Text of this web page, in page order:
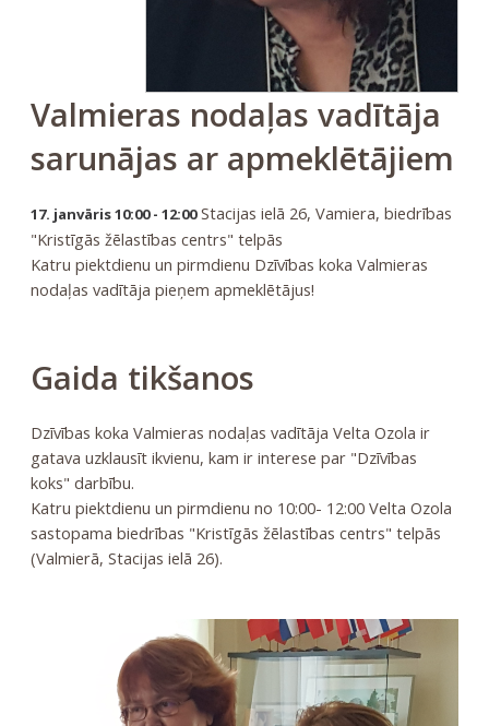
Valmieras nodaļas vadītāja
sarunājas ar apmeklētājiem
17. janvāris 10:00 - 12:00Stacijas ielā 26, Vamiera, biedrības
"Kristīgās žēlastības centrs" telpās
Katru piektdienu un pirmdienu Dzīvības koka Valmieras
nodaļas vadītāja pieņem apmeklētājus!
Gaida tikšanos
Dzīvības koka Valmieras nodaļas vadītāja Velta Ozola ir
gatava uzklausīt ikvienu, kam ir interese par "Dzīvības
koks" darbību.
Katru piektdienu un pirmdienu no 10:00- 12:00 Velta Ozola
sastopama biedrības "Kristīgās žēlastības centrs" telpās
(Valmierā, Stacijas ielā 26).